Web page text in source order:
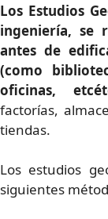
Los Estudios
ingeniería, se
antes de
(como
oficinas,
factorías,
tiendas.
Los estudios
siguientes